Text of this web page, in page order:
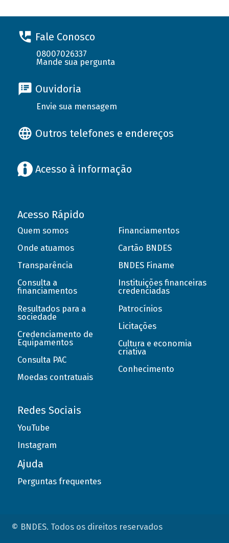
Fale Conosco
08007026337
Mande sua pergunta
Ouvidoria
Envie sua mensagem
Outros telefones e endereços
Acesso à informação
Acesso Rápido
Quem somos
Onde atuamos
Transparência
Consulta a
financiamentos
Resultados para a
sociedade
Credenciamento de
Equipamentos
Consulta PAC
Moedas contratuais
Financiamentos
Cartão BNDES
BNDES Finame
Instituições financeiras
credenciadas
Patrocínios
Licitações
Cultura e economia
criativa
Conhecimento
Redes Sociais
YouTube
Instagram
Ajuda
Perguntas frequentes
© BNDES. Todos os direitos reservados